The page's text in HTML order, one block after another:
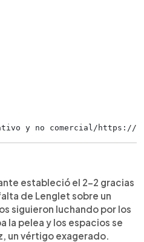
y no comercial/https://
estableció el 2-2 gracias
de Lenglet sobre un
siguieron luchando por los
la pelea y los espacios se
un vértigo exagerado.